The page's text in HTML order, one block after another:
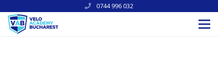
0744 996 032